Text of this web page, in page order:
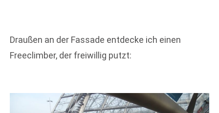
Draußen an der Fassade entdecke ich einen
Freeclimber, der freiwillig putzt: